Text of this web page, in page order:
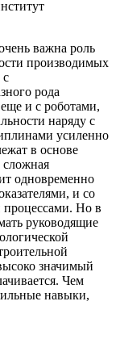
важна роль
производимых
с
рода
и с роботами,
наряду с
усиленно
в основе
одновременно
и со
Но в
руководящие
значимый
Чем
навыки,